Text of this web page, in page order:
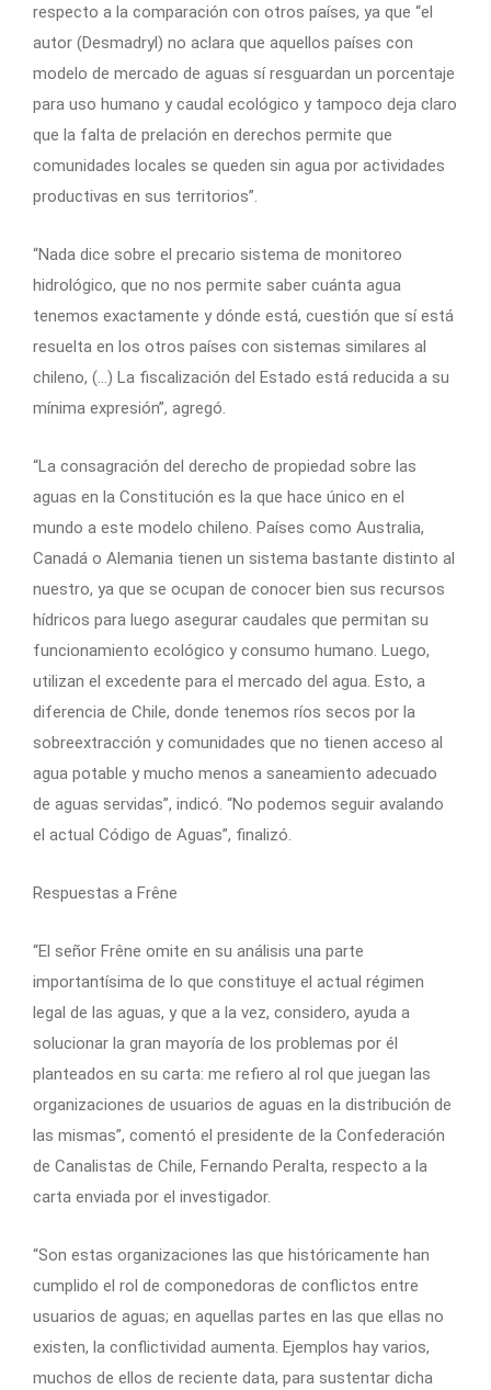
respecto a la comparación con otros países, ya que “el
autor (Desmadryl) no aclara que aquellos países con
modelo de mercado de aguas sí resguardan un porcentaje
para uso humano y caudal ecológico y tampoco deja claro
que la falta de prelación en derechos permite que
comunidades locales se queden sin agua por actividades
productivas en sus territorios”.
“Nada dice sobre el precario sistema de monitoreo
hidrológico, que no nos permite saber cuánta agua
tenemos exactamente y dónde está, cuestión que sí está
resuelta en los otros países con sistemas similares al
chileno, (…) La fiscalización del Estado está reducida a su
mínima expresión”, agregó.
“La consagración del derecho de propiedad sobre las
aguas en la Constitución es la que hace único en el
mundo a este modelo chileno. Países como Australia,
Canadá o Alemania tienen un sistema bastante distinto al
nuestro, ya que se ocupan de conocer bien sus recursos
hídricos para luego asegurar caudales que permitan su
funcionamiento ecológico y consumo humano. Luego,
utilizan el excedente para el mercado del agua. Esto, a
diferencia de Chile, donde tenemos ríos secos por la
sobreextracción y comunidades que no tienen acceso al
agua potable y mucho menos a saneamiento adecuado
de aguas servidas”, indicó. “No podemos seguir avalando
el actual Código de Aguas”, finalizó.
Respuestas a Frêne
“El señor Frêne omite en su análisis una parte
importantísima de lo que constituye el actual régimen
legal de las aguas, y que a la vez, considero, ayuda a
solucionar la gran mayoría de los problemas por él
planteados en su carta: me refiero al rol que juegan las
organizaciones de usuarios de aguas en la distribución de
las mismas”, comentó el presidente de la Confederación
de Canalistas de Chile, Fernando Peralta, respecto a la
carta enviada por el investigador.
“Son estas organizaciones las que históricamente han
cumplido el rol de componedoras de conflictos entre
usuarios de aguas; en aquellas partes en las que ellas no
existen, la conflictividad aumenta. Ejemplos hay varios,
muchos de ellos de reciente data, para sustentar dicha